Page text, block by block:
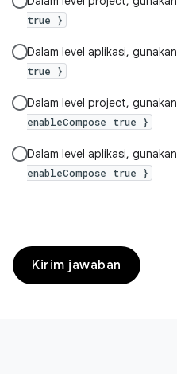
true }
Dalam level aplikasi, gunakan
true }
Dalam level project, gunakan
enableCompose true }
Dalam level aplikasi, gunakan
enableCompose true }
Kirim jawaban